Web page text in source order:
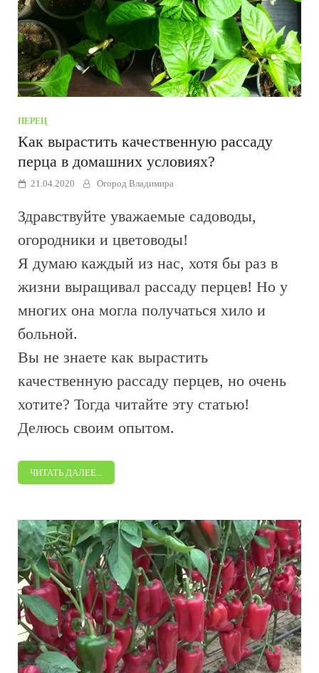
ПЕРЕЦ
Как вырастить качественную рассаду
перца в домашних условиях?
21.04.2020 Огород Владимира
Здравствуйте уважаемые садоводы,
огородники и цветоводы!
Я думаю каждый из нас, хотя бы раз в
жизни выращивал рассаду перцев! Но у
многих она могла получаться хило и
больной.
Вы не знаете как вырастить
качественную рассаду перцев, но очень
хотите? Тогда читайте эту статью!
Делюсь своим опытом.
ЧИТАТЬ ДАЛЕЕ...